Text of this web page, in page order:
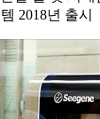
2018년 출시